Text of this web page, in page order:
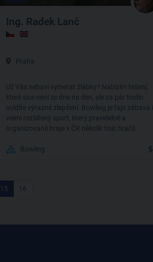
Ing. Radek Lanč
Praha
Už Vás nebaví vymetat žlábky? Nabízím řešení,
které sice není ze dne na den, ale za pár hodin
uvidíte výrazné zlepšení. Bowling je fajn zábava i
velmi rozšířený sport, který pravidelně a
organizovaně hraje v ČR několik tisíc hráčů.
Bowling
15 16